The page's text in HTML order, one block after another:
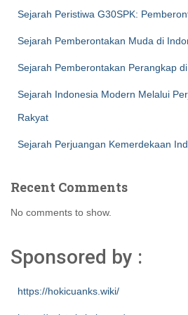
Sejarah Peristiwa G30SPK:
Sejarah Pemberontakan Muda di
Sejarah Pemberontakan Perangkap
Sejarah Indonesia Modern Melalui
Rakyat
Sejarah Perjuangan Kemerdekaan
Recent Comments
No comments to show.
Sponsored by :
https://hokicuanks.wiki/